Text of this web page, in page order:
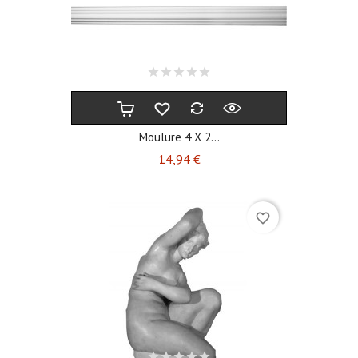
Moulure 4 X 2...
14,94 €Prix
favorite_border